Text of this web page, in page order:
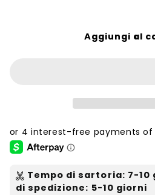
Aggiungi al
Tempo di sartoria: 7-10
di spedizione: 5-10 giorni